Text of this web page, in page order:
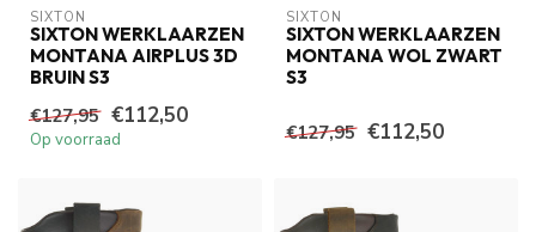
SIXTON
SIXTON WERKLAARZEN
MONTANA AIRPLUS 3D
BRUIN S3
€127,95 €112,50
Op voorraad
SIXTON
SIXTON WERKLAARZEN
MONTANA WOL ZWART
S3
€127,95 €112,50